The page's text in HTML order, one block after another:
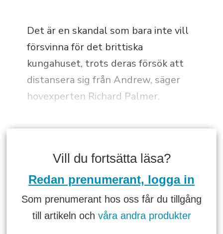
Det är en skandal som bara inte vill
försvinna för det brittiska
kungahuset, trots deras försök att
distansera sig från Andrew, säger
hovexperten Richard Palmer.
Vill du fortsätta läsa?
Redan prenumerant, logga in
Som prenumerant hos oss får du tillgång
till artikeln och våra andra produkter